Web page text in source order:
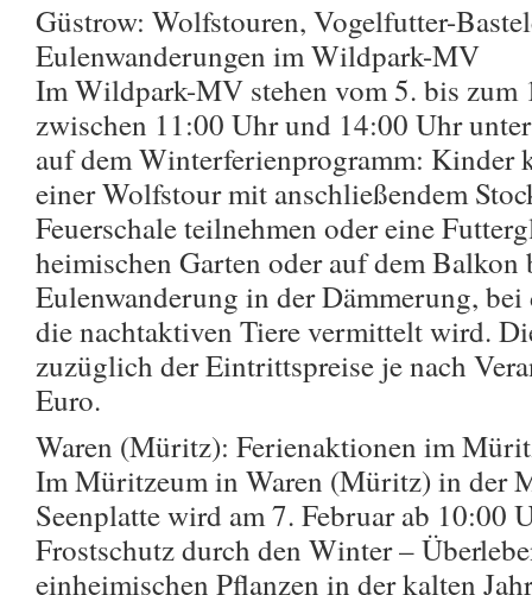
Güstrow: Wolfstouren, Vogelfutter-
Eulenwanderungen im Wildpark-MV
Im Wildpark-MV stehen vom 5. bis zum
zwischen 11:00 Uhr und 14:00 Uhr
auf dem Winterferienprogramm: Kinder
einer Wolfstour mit anschließendem
Feuerschale teilnehmen oder eine
heimischen Garten oder auf dem Balkon
Eulenwanderung in der Dämmerung, bei
die nachtaktiven Tiere vermittelt wird.
zuzüglich der Eintrittspreise je nach
Euro.
Waren (Müritz): Ferienaktionen im
Im Müritzeum in Waren (Müritz) in der
Seenplatte wird am 7. Februar ab 10:00
Frostschutz durch den Winter –
einheimischen Pflanzen in der kalten